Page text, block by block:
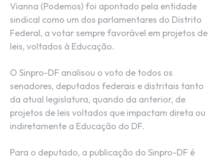
Vianna (Podemos) foi apontado pela entidade
sindical como um dos parlamentares do Distrito
Federal, a votar sempre favorável em projetos de
leis, voltados à Educação.
O Sinpro-DF analisou o voto de todos os
senadores, deputados federais e distritais tanto
da atual legislatura, quando da anterior, de
projetos de leis voltados que impactam direta ou
indiretamente a Educação do DF.
Para o deputado, a publicação do Sinpro-DF é